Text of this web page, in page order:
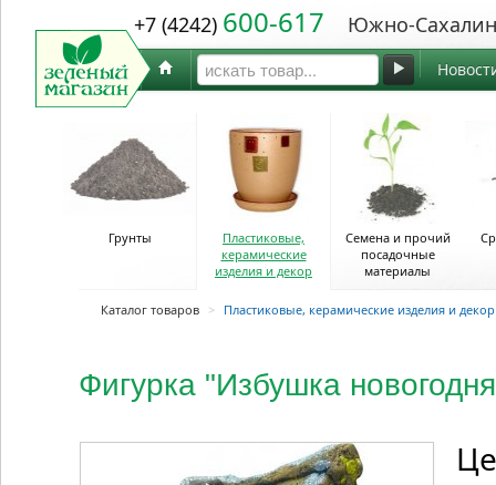
+7 (4242) 600-617 Южно-
Грунты
Пластиковые,
керамические
изделия и декор
Семена и прочий
посадочные
материалы
Каталог товаров > Пластиковые, керамические изделия и декор
Фигурка "Избушка